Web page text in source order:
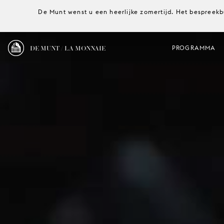
De Munt wenst u een heerlijke zomertijd. Het
DE MUNT / LA MONNAIE PROGRAMMA